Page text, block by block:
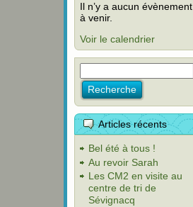
Il n’y a aucun évènement
à venir.
Voir le calendrier
Articles récents
Bel été à tous !
Au revoir Sarah
Les CM2 en visite au
centre de tri de
Sévignacq